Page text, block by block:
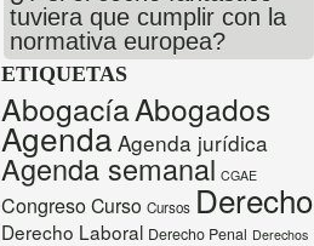
tuviera que cumplir con la
normativa europea?
ETIQUETAS
AbogacíaAbogados
Agenda Agenda jurídica
Agenda semanal CGAE
CongresoCurso Cursos Derecho
Derecho Laboral Derecho Penal Derechos